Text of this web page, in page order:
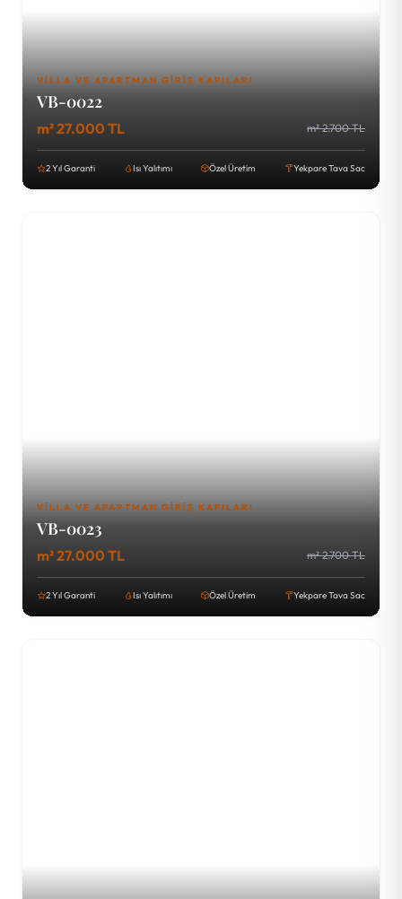
VILLA VE APARTMAN GIRIŞ KAPILARI
VB-0022
m² 27.000 TL m² 2.700 TL
2 Yıl Garanti Isı Yalıtımı Özel Üretim Yekpare Tava Sac
VILLA VE APARTMAN GIRIŞ KAPILARI
VB-0023
m² 27.000 TL m² 2.700 TL
2 Yıl Garanti Isı Yalıtımı Özel Üretim Yekpare Tava Sac